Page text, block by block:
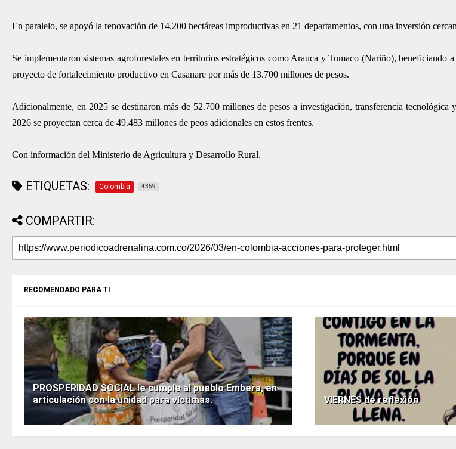
En paralelo, se apoyó la renovación de 14.200 hectáreas improductivas en 21 departamentos, con una inversión
Se implementaron sistemas agroforestales en territorios estratégicos como Arauca y Tumaco (Nariño), beneficiando
proyecto de fortalecimiento productivo en Casanare por más de 13.700 millones de pesos.
Adicionalmente, en 2025 se destinaron más de 52.700 millones de pesos a investigación, transferencia tecnológica
2026 se proyectan cerca de 49.483 millones de peos adicionales en estos frentes.
Con información del Ministerio de Agricultura y Desarrollo Rural.
ETIQUETAS: Colombia 4359
COMPARTIR:
RECOMENDADO PARA TI
PROSPERIDAD SOCIAL le cumple al pueblo Embera, en
articulación con la unidad para víctimas.
VIERNES de reflexión